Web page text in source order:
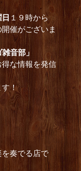
１９時から
催がございま
音部」
な情報を発信
す！
奏でる店で